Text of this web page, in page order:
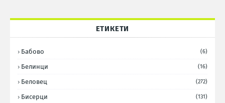
ЕТИКЕТИ
Бабово (6)
Белинци (16)
Беловец (272)
Бисерци (131)